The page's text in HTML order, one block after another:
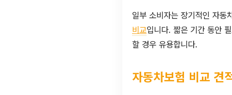
일부 소비자는 장기적인 자동
비교입니다. 짧은 기간 동안
할 경우 유용합니다.
자동차보험 비교 견